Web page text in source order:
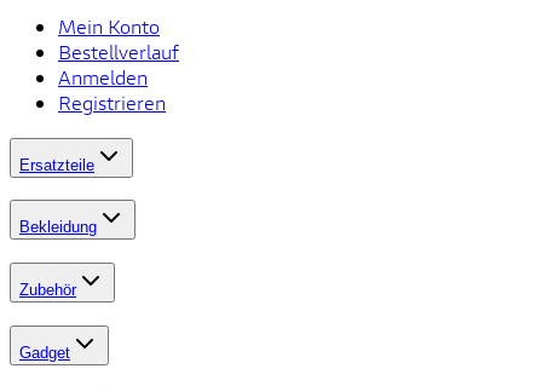
Mein Konto
Bestellverlauf
Anmelden
Registrieren
Ersatzteile
Bekleidung
Zubehör
Gadget